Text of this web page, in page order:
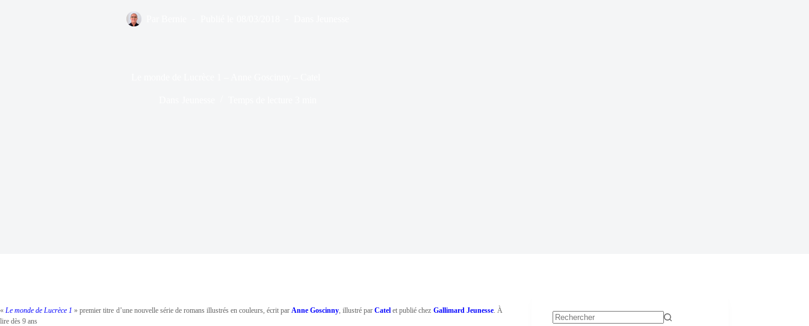
«Le monde de Lucrèce 1 » premier titre d’une nouvelle série de romans illustrés en couleurs, écrit parAnne Goscinny, illustré parCatel et publié chez Gallimard Jeunesse. À
lire dès 9 ans